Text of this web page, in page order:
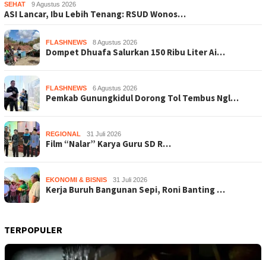
SEHAT 9 Agustus 2026
ASI Lancar, Ibu Lebih Tenang: RSUD Wonos…
FLASHNEWS 8 Agustus 2026
Dompet Dhuafa Salurkan 150 Ribu Liter Ai…
FLASHNEWS 6 Agustus 2026
Pemkab Gunungkidul Dorong Tol Tembus Ngl…
REGIONAL 31 Juli 2026
Film “Nalar” Karya Guru SD R…
EKONOMI & BISNIS 31 Juli 2026
Kerja Buruh Bangunan Sepi, Roni Banting …
TERPOPULER